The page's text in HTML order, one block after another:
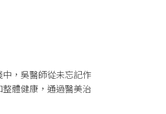
，吳醫師從未忘記作
體健康，通過醫美治